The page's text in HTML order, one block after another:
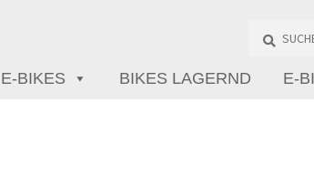
Produkte
E-BIKES BIKES LAGERND E-